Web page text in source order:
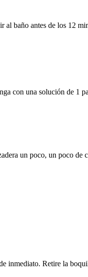
al baño antes de los 12
con una solución de 1
un poco, un poco de
inmediato. Retire la